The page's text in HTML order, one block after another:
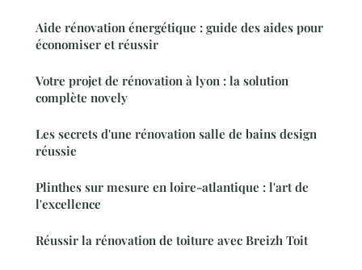
Aide rénovation énergétique : guide des aides pour
économiser et réussir
Votre projet de rénovation à lyon : la solution
complète novely
Les secrets d'une rénovation salle de bains design
réussie
Plinthes sur mesure en loire-atlantique : l'art de
l'excellence
Réussir la rénovation de toiture avec Breizh Toit